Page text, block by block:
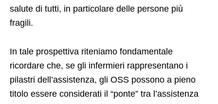
salute di tutti, in particolare delle persone più
fragili.
In tale prospettiva riteniamo fondamentale
ricordare che, se gli infermieri rappresentano i
pilastri dell’assistenza, gli OSS possono a pieno
titolo essere considerati il “ponte” tra l’assistenza